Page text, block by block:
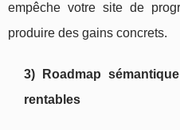
empêche votre site de
produire des gains concrets.
3) Roadmap
rentables